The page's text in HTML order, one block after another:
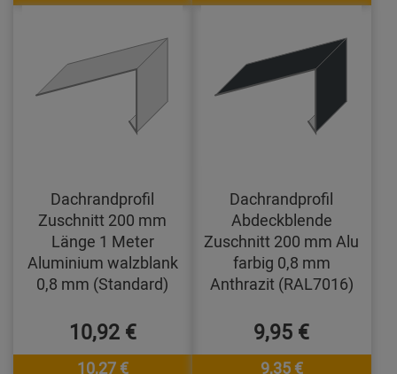
Dachrandprofil
Zuschnitt 200 mm
Länge 1 Meter
Aluminium walzblank
0,8 mm (Standard)
10,92 €
10,27 €
Dachrandprofil
Abdeckblende
Zuschnitt 200 mm Alu
farbig 0,8 mm
Anthrazit (RAL7016)
9,95 €
9,35 €